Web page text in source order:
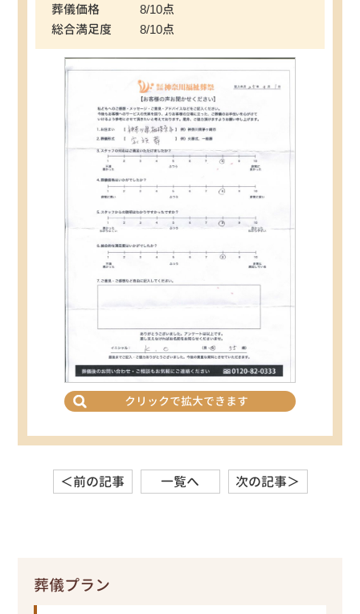
葬儀価格
8/10点
総合満足度
8/10点
クリックで拡大できます
＜前の記事 一覧へ 次の記事＞
葬儀プラン